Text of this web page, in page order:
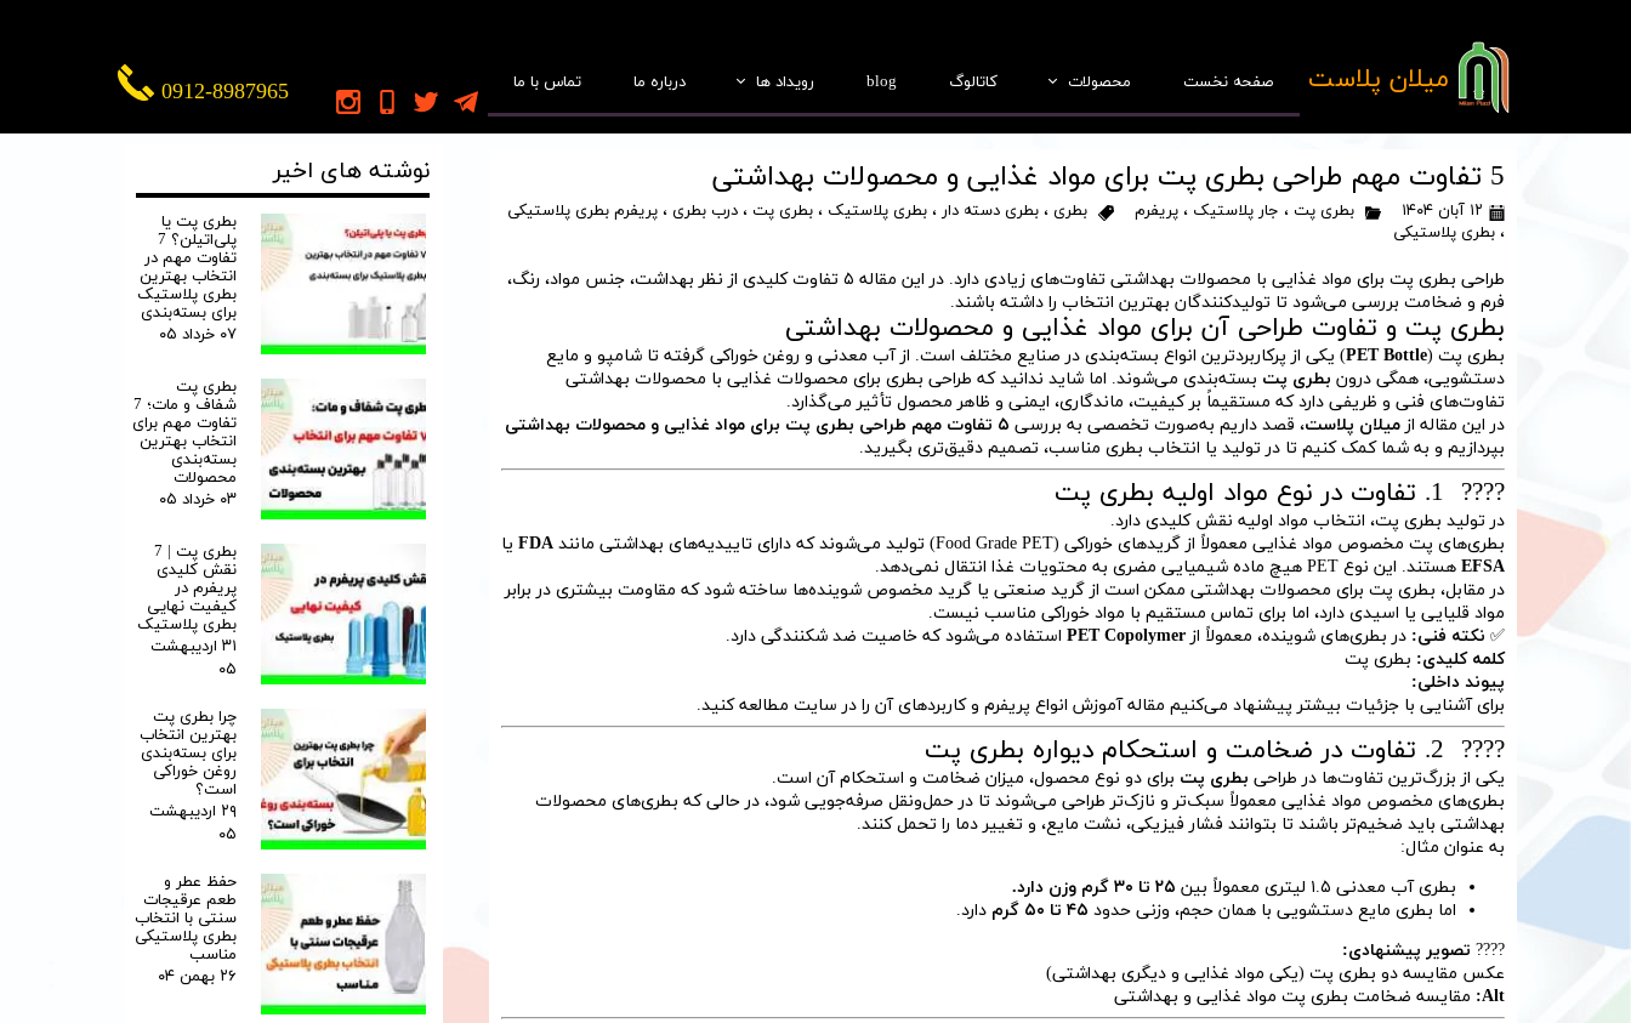
​میلان پلاست 0912-8987965 صفحه نخست محصولات
جار
پریفرم
قالب سازی
کاتالوگ blog رویداد ها
فیلم ها
درباره ما تماس با ما
5 تفاوت مهم طراحی بطری پت برای مواد غذایی و محصولات بهداشتی
۱۲ آبان ۱۴۰۴ بطری پت ، جار پلاستیک ،پریفرم بطری ،بطری دسته دار ،بطری پلاستیک ،بطری پت ،درب بطری ،پریفرم بطری پلاستیکی
،بطری پلاستیکی
طراحی بطری پت برای مواد غذایی با محصولات بهداشتی تفاوت‌های زیادی دارد. در این مقاله ۵ تفاوت کلیدی از نظر بهداشت، جنس مواد، رنگ،
فرم و ضخامت بررسی می‌شود تا تولیدکنندگان بهترین انتخاب را داشته باشند.
بطری پت و تفاوت طراحی آن برای مواد غذایی و محصولات بهداشتی
بطری پت (PET Bottle) یکی از پرکاربردترین انواع بسته‌بندی در صنایع مختلف است. از آب معدنی و روغن خوراکی گرفته تا شامپو و مایع
دستشویی، همگی درون بطری پت بسته‌بندی می‌شوند. اما شاید ندانید که طراحی بطری برای محصولات غذایی با محصولات بهداشتی
تفاوت‌های فنی و ظریفی دارد که مستقیماً بر کیفیت، ماندگاری، ایمنی و ظاهر محصول تأثیر می‌گذارد.
در این مقاله ازمیلان پلاست، قصد داریم به‌صورت تخصصی به بررسی ۵ تفاوت مهم طراحی بطری پت برای مواد غذایی و محصولات بهداشتی
بپردازیم و به شما کمک کنیم تا در تولید یا انتخاب بطری مناسب، تصمیم دقیق‌تری بگیرید.
???? 1. تفاوت در نوع مواد اولیه بطری پت
در تولید بطری پت، انتخاب مواد اولیه نقش کلیدی دارد.
بطری‌های پت مخصوص مواد غذایی معمولاً از گریدهای خوراکی (Food Grade PET) تولید می‌شوند که دارای تاییدیه‌های بهداشتی مانند
FDA یا
EFSA هستند. این نوع PET هیچ ماده شیمیایی مضری به محتویات غذا انتقال نمی‌دهد.
در مقابل، بطری پت برای محصولات بهداشتی ممکن است از گرید صنعتی یا گرید مخصوص شوینده‌ها ساخته شود که مقاومت بیشتری در برابر
مواد قلیایی یا اسیدی دارد، اما برای تماس مستقیم با مواد خوراکی مناسب نیست.
✅ نکته فنی: در بطری‌های شوینده، معمولاً ازPET Copolymer استفاده می‌شود که خاصیت ضد شکنندگی دارد.
کلمه کلیدی: بطری پت
پیوند داخلی:
برای آشنایی با جزئیات بیشتر پیشنهاد می‌کنیم مقالهآموزش انواع پریفرم و کاربردهای آن را در سایت مطالعه کنید.
???? 2. تفاوت در ضخامت و استحکام دیواره بطری پت
یکی از بزرگ‌ترین تفاوت‌ها در طراحی بطری پت برای دو نوع محصول، میزان ضخامت و استحکام آن است.
بطری‌های مخصوص مواد غذایی معمولاً سبک‌تر و نازک‌تر طراحی می‌شوند تا در حمل‌ونقل صرفه‌جویی شود، در حالی که بطری‌های محصولات
بهداشتی باید ضخیم‌تر باشند تا بتوانند فشار فیزیکی، نشت مایع، و تغییر دما را تحمل کنند.
به عنوان مثال:
بطری آب معدنی ۱.۵ لیتری معمولاً بین
۲۵ تا ۳۰ گرم وزن دارد.
اما بطری مایع دستشویی با همان حجم، وزنی حدود ۴۵ تا ۵۰ گرم
دارد.
???? تصویر پیشنهادی:
عکس مقایسه دو بطری پت (یکی مواد غذایی و دیگری بهداشتی)
Alt: مقایسه ضخامت بطری پت مواد غذایی و بهداشتی
نوشته های اخیر
بطری پت یا
پلی‌اتیلن؟ 7
تفاوت مهم در
انتخاب بهترین
بطری پلاستیک
برای بسته‌بندی
۰۷ خرداد ۰۵
بطری پت
شفاف و مات؛ 7
تفاوت مهم برای
انتخاب بهترین
بسته‌بندی
محصولات
۰۳ خرداد ۰۵
بطری پت | 7
نقش کلیدی
پریفرم در
کیفیت نهایی
بطری پلاستیک
۳۱ اردیبهشت
۰۵
چرا بطری پت
بهترین انتخاب
برای بسته‌بندی
روغن خوراکی
است؟
۲۹ اردیبهشت
۰۵
حفظ عطر و
طعم عرقیجات
سنتی با انتخاب
بطری پلاستیکی
مناسب
۲۶ بهمن ۰۴